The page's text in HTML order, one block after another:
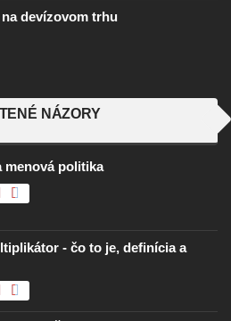
devízovom trhu
NÁZORY
menová politika
- čo to je, definícia a